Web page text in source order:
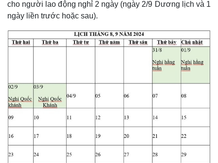
Pháp luật
Quân sự - Quốc phòng
cho người lao động nghỉ 2 ngày (ngày 2/9 Dương lịch và 1
ngày liền trước hoặc sau).